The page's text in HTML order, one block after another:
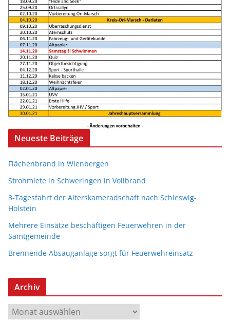
Neueste Beiträge
Flächenbrand in Wienbergen
Strohmiete in Schweringen in Vollbrand
3-Tagesfahrt der Alterskameradschaft nach Schleswig-
Holstein
Mehrere Einsätze beschäftigen Feuerwehren in der
Samtgemeinde
Brennende Absauganlage sorgt für Feuerwehreinsatz
Archiv